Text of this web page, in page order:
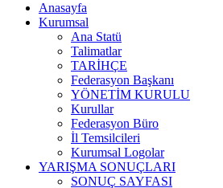
Anasayfa
Kurumsal
Ana Statü
Talimatlar
TARİHÇE
Federasyon Başkanı
YÖNETİM KURULU
Kurullar
Federasyon Büro
İl Temsilcileri
Kurumsal Logolar
YARIŞMA SONUÇLARI
SONUÇ SAYFASI